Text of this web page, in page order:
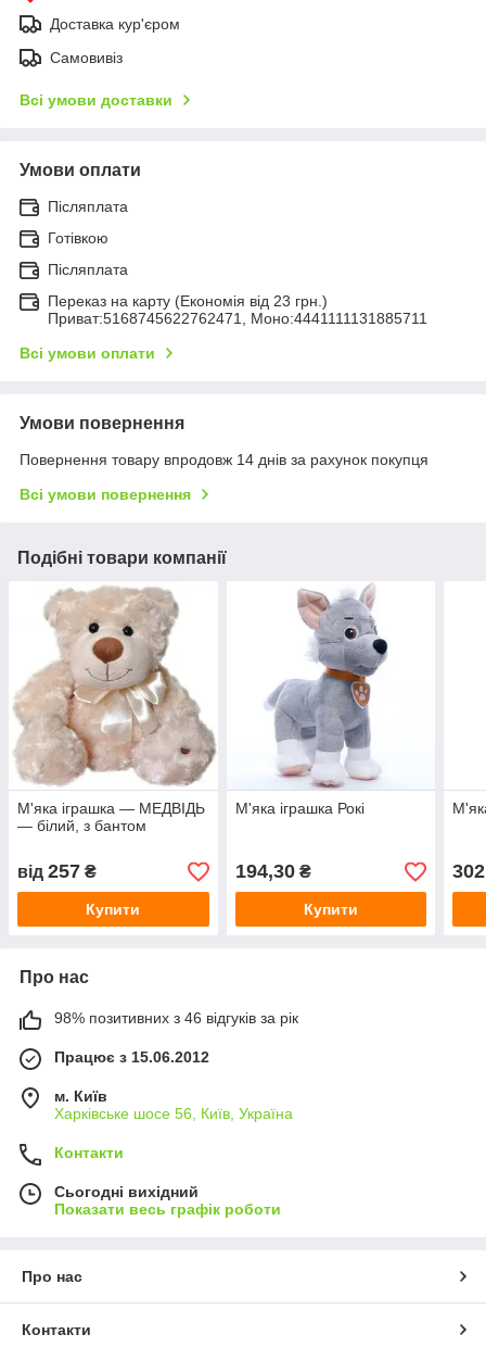
Доставка кур'єром
Самовивіз
Всі умови доставки
Умови оплати
Післяплата
Готівкою
Післяплата
Переказ на карту (Економія від 23 грн.)
Приват:5168745622762471, Моно:4441111131885711
Всі умови оплати
Умови повернення
Повернення товару впродовж 14 днів за рахунок покупця
Всі умови повернення
Подібні товари компанії
М'яка іграшка — МЕДВІДЬ
— білий, з бантом
від 257 ₴
Купити
М'яка іграшка Рокі
194,30₴
Купити
Про нас
98% позитивних з 46 відгуків за рік
Працює з 15.06.2012
м. Київ
Харківське шосе 56, Київ, Україна
Контакти
Сьогодні вихідний
Показати весь графік роботи
Про нас
Контакти